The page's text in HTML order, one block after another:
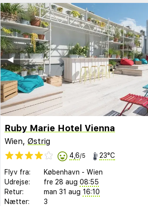
◀︎
Ruby Marie Hotel Vienna
Wien, Østrig
4,6/5 23°C
Flyv fra: København - Wien
Udrejse:
fre 28 aug 08:55
Retur:
man 31 aug 16:10
Nætter:
3